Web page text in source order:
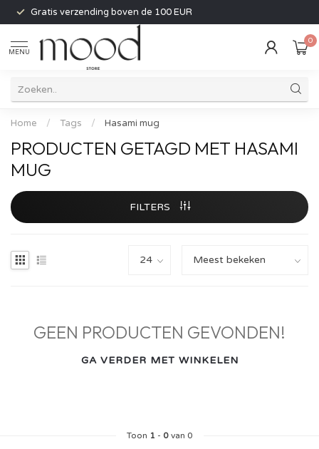
Gratis verzending boven de 100 EUR
MENU
0
Home / Tags / Hasami mug
PRODUCTEN GETAGD MET HASAMI
MUG
FILTERS
GEEN PRODUCTEN GEVONDEN!
GA VERDER MET WINKELEN
Toon 1 - 0van 0